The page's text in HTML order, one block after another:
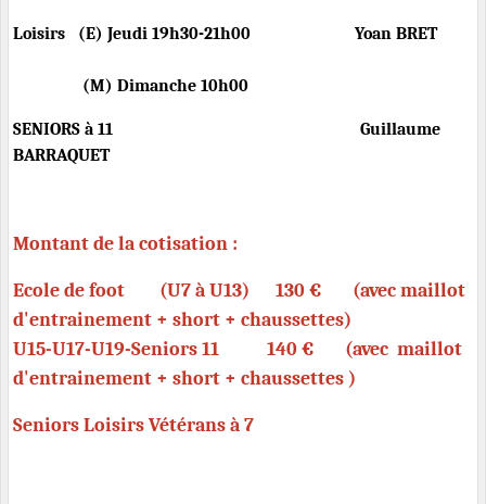
Loisirs (E) Jeudi 19h30-21h00 Yoan BRET
(M) Dimanche 10h00
SENIORS à 11 Guillaume
BARRAQUET
Montant de la cotisation :
Ecole de foot (U7 à U13) 130 € (avec maillot
d'entrainement + short + chaussettes)
U15-U17-U19-Seniors 11 140 € (avec maillot
d'entrainement + short + chaussettes )
Seniors Loisirs Vétérans à 7